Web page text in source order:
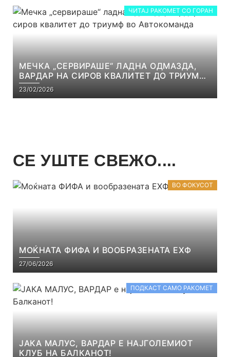
ЧИТАЈ РАКОМЕТ СО ГОРАН
МЕЧКА „СЕРВИРАШЕ“ ЛАДНА ОДМАЗДА,
ВАРДАР НА СИРОВ КВАЛИТЕТ ДО ТРИУМФ
ВО АВТОКОМАНДА
23/02/2026
СЕ УШТЕ СВЕЖО....
ВО ФОКУСОТ
МОЌНАТА ФИФА И ВООБРАЗЕНАТА ЕХФ
27/06/2026
ПОДКАСТ САМО РАКОМЕТ
ЈАКА МАЛУС, ВАРДАР Е НАЈГОЛЕМИОТ
КЛУБ НА БАЛКАНОТ!